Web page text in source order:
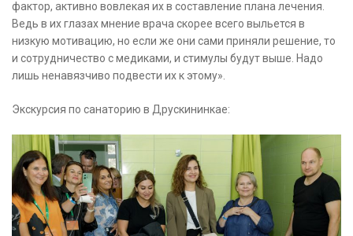
фактор, активно вовлекая их в составление плана лечения.
Ведь в их глазах мнение врача скорее всего выльется в
низкую мотивацию, но если же они сами приняли решение, то
и сотрудничество с медиками, и стимулы будут выше. Надо
лишь ненавязчиво подвести их к этому».
Экскурсия по санаторию в Друскининкае: